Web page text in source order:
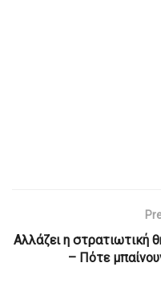
Αλλάζει η στρατιωτική
– Πότε